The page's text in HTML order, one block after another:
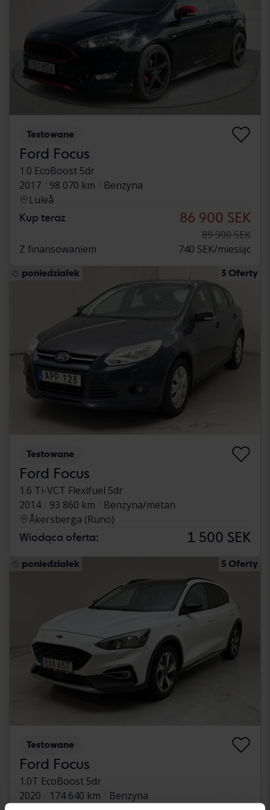
Testowane
Ford Focus
1.0 EcoBoost 5dr
2017
98 070 km
Benzyna
Luleå
Kup teraz 86 900 SEK
89 900 SEK
Z finansowaniem
740 SEK/miesiąc
poniedziałek 3 Oferty
Testowane
Ford Focus
1.6 Ti-VCT Flexifuel 5dr
2014
93 860 km
Benzyna/metan
Åkersberga (Runö)
Wiodąca oferta: 1 500 SEK
poniedziałek 5 Oferty
Testowane
Ford Focus
1.0T EcoBoost 5dr
2020
174 640 km
Benzyna